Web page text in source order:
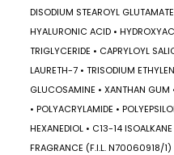
DISODIUM STEAROYL
HYALURONIC ACID •
TRIGLYCERIDE • CAPRYLOYL
LAURETH-7 • TRISODIUM
GLUCOSAMINE • XANTHAN GUM
• POLYACRYLAMIDE •
HEXANEDIOL • C13-14
FRAGRANCE (F.I.L. N70060918/1)